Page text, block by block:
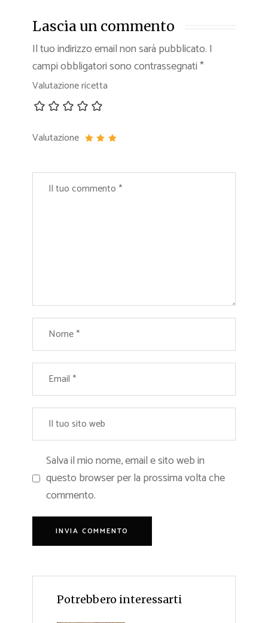
Lascia un commento
Il tuo indirizzo email non sarà pubblicato. I
campi obbligatori sono contrassegnati*
Valutazione ricetta
Valutazione
Salva il mio nome, email e sito web in
questo browser per la prossima volta che
commento.
Potrebbero interessarti